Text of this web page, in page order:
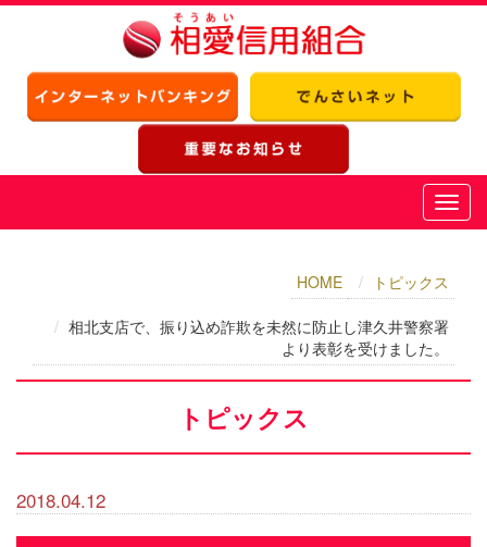
HOME トピックス
相北支店で、振り込め詐欺を未然に防止し津久井警察署
より表彰を受けました。
トピックス
2018.04.12